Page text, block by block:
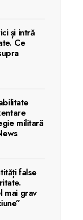
și intră
Ce
militară
false
mai grav